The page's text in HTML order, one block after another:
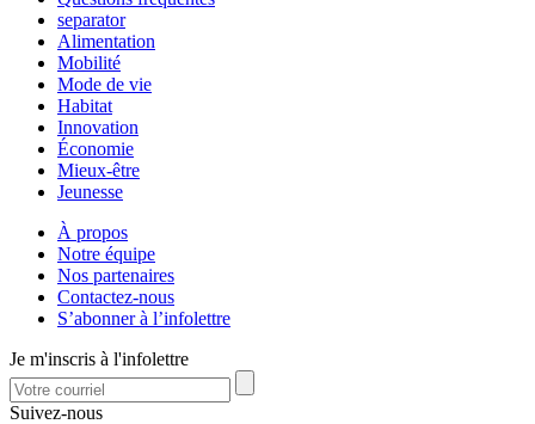
separator
Alimentation
Mobilité
Mode de vie
Habitat
Innovation
Économie
Mieux-être
Jeunesse
À propos
Notre équipe
Nos partenaires
Contactez-nous
S’abonner à l’infolettre
Je m'inscris à l'infolettre
Suivez-nous